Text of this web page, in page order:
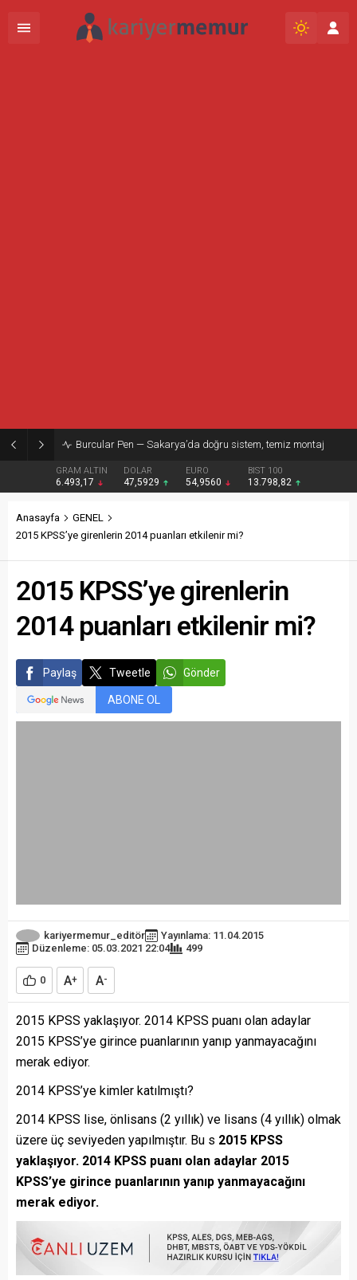
Burcular Pen — Sakarya’da doğru sistem, temiz montaj
GRAM ALTIN
6.493,17
DOLAR
47,5929
EURO
54,9560
BIST 100
13.798,82
Anasayfa
GENEL
2015 KPSS’ye girenlerin 2014 puanları etkilenir mi?
2015 KPSS’ye girenlerin
2014 puanları etkilenir mi?
Paylaş Tweetle Gönder
ABONE OL
kariyermemur_editör
Yayınlama: 11.04.2015
Düzenleme: 05.03.2021 22:04
499
0 A+ A-
2015 KPSS yaklaşıyor. 2014 KPSS puanı olan adaylar
2015 KPSS’ye girince puanlarının yanıp yanmayacağını
merak ediyor.
2014 KPSS’ye kimler katılmıştı?
2014 KPSS lise, önlisans (2 yıllık) ve lisans (4 yıllık) olmak
üzere üç seviyeden yapılmıştır. Bu s 2015 KPSS
yaklaşıyor. 2014 KPSS puanı olan adaylar 2015
KPSS’ye girince puanlarının yanıp yanmayacağını
merak ediyor.